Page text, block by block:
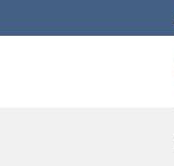
to